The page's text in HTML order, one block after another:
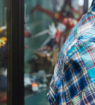
#ART #BEAMS
#BEAMS
#Bギャラリー
#アート
#ア
#アイドル
#